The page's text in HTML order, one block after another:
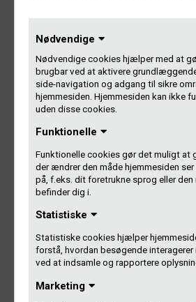
Nødvendige
Nødvendige cookies hjælper med at
brugbar ved at aktivere
side-navigation og adgang til sikre
hjemmesiden. Hjemmesiden kan ikke
uden disse cookies.
Funktionelle
Funktionelle cookies gør det muligt at
der ændrer den måde hjemmesiden
på, f.eks. dit foretrukne sprog eller den
befinder dig i.
Statistiske
Statistiske cookies hjælper
forstå, hvordan besøgende interagerer
ved at indsamle og rapportere
Marketing
pengene på kontoen, afhængig af
revisor brug for en opgørelse over
også den på Dit Gramex.
Log på Dit Gramex
Glemt din adgangskode?
Spørgsmål?
Så er du altid velkommen til at skrive,
Gl. Kongevej.
Kontakt os